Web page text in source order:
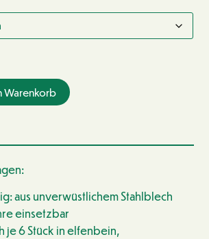
Warenkorb
aus unverwüstlichem Stahlblech
einsetzbar
je 6 Stück in elfenbein,